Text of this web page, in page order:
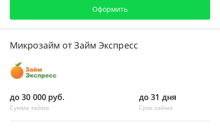
Оформить
Микрозайм от Займ Экспресс
до 30 000 руб.
Сумма займа
до 31 дня
Срок займа